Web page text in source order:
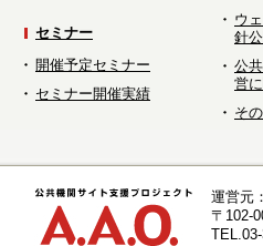
セミナー
開催予定セミナー
セミナー開催実績
ウ
針
公
営
そ
運営元：
〒102-